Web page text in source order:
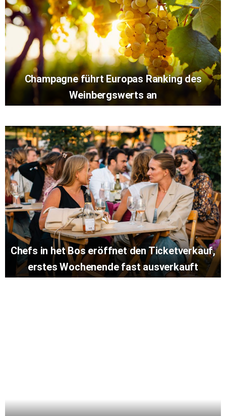
Champagne führt Europas Ranking des
Weinbergswerts an
Chefs in het Bos eröffnet den Ticketverkauf,
erstes Wochenende fast ausverkauft